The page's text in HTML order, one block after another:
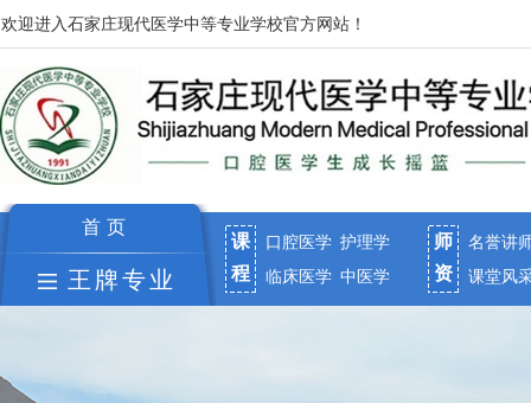
欢迎进入石家庄现代医学中等专业学校官方网站！
首页
王牌专业
课
程
口腔医学 护理学
临床医学 中医学
师
资
名誉讲
课堂风